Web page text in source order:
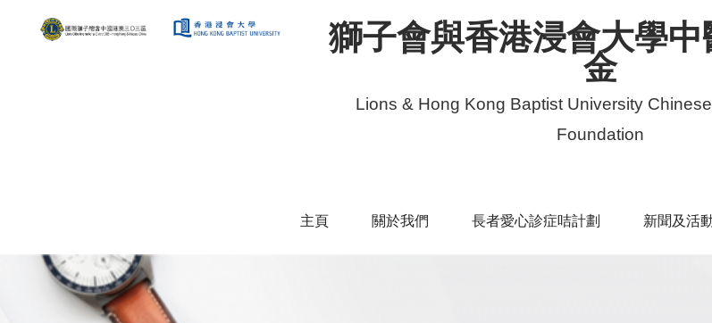
獅子會與香港浸會大學
金
Lions & Hong Kong Baptist University
Foundation
主頁 關於我們 長者愛心診症咭計劃 新聞及活